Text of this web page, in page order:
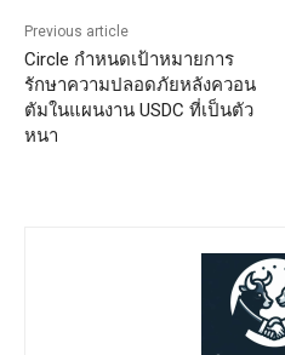
Previous article
Circle กำหนดเป้าหมายการ
รักษาความปลอดภัยหลังควอน
ตัมในแผนงาน USDC ที่เป็นตัว
หนา